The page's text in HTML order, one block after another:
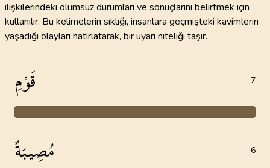
ilişkilerindeki olumsuz durumları ve sonuçlarını belirtmek için
kullanılır. Bu kelimelerin sıklığı, insanlara geçmişteki kavimlerin
yaşadığı olayları hatırlatarak, bir uyarı niteliği taşır.
قَوْمِ 7
مُصِيبَةً 6